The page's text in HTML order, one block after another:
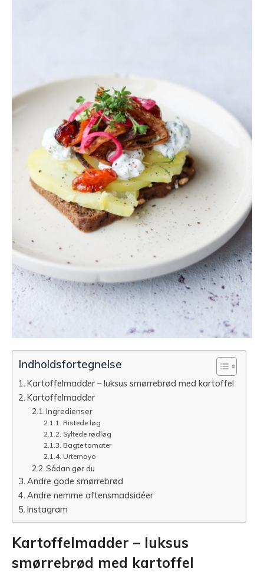
Indholdsfortegnelse
Kartoffelmadder – luksus smørrebrød med kartoffel
Kartoffelmadder
Ingredienser
Ristede løg
Syltede rødløg
Bagte tomater
Urtemayo
Sådan gør du
Andre gode smørrebrød
Andre nemme aftensmadsidéer
Instagram
Kartoffelmadder – luksus
smørrebrød med kartoffel